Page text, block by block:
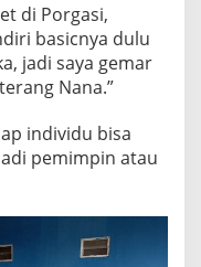
di Porgasi,
basicnya dulu
jadi saya gemar
Nana.”
individu bisa
pemimpin atau